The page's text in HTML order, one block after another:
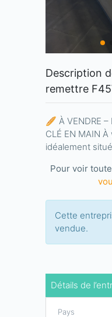
Description
remettre
🥖 À VENDRE –
CLÉ EN MAIN
idéalement
Pour voir
Cette
vendue.
Détails de
Pays